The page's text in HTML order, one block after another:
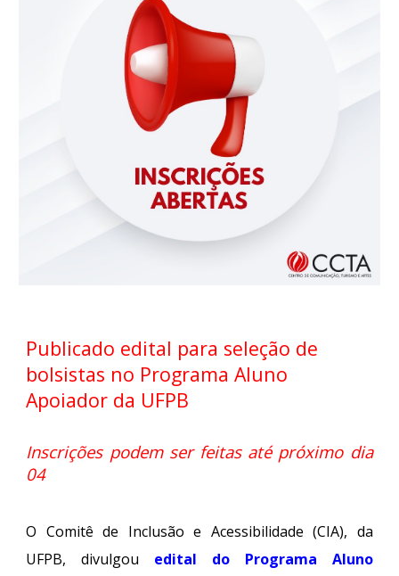
Publicado edital para seleção de
bolsistas no Programa Aluno
Apoiador da UFPB
Inscrições podem ser feitas até próximo dia
04
O Comitê de Inclusão e Acessibilidade (CIA), da
UFPB, divulgou edital do Programa Aluno